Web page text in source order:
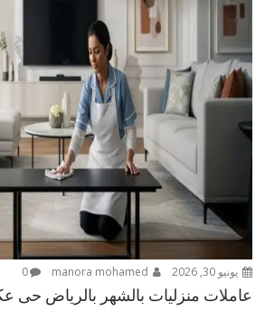
يونيو 30, 2026 0
عاملات منزليات بالشهر بالرياض حى عكاظ